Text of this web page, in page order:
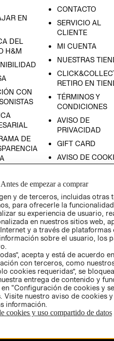
EN
DEL
H&M
CON
DE
DE
(INGLÉS)
CONTACTO
SERVICIO AL
CLIENTE
MI CUENTA
NUESTRAS
RETIRO EN
TÉRMINOS Y
CONDICIONES
AVISO DE
PRIVACIDAD
GIFT CARD
AVISO DE
COMERCIO - SIC
PETICIONES
QUEJAS Y
RECLAMOS
Antes de empezar a comprar
y de terceros, incluidas otras
para ofrecerle la
su experiencia de usuario,
en nuestros sitios web,
y a través de plataformas
sobre el usuario, los
acepta y está de acuerdo
con terceros, como
cookies requeridas”, se
entrega de contenido y
“Configuración de cookies y
Visite nuestro aviso de cookies
información.
cookies y uso compartido de datos